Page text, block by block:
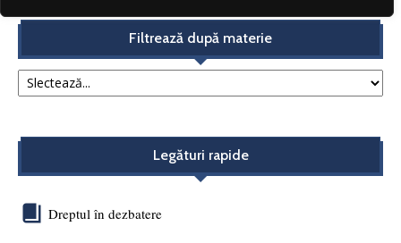
Filtrează după materie
Legături rapide
Dreptul în dezbatere